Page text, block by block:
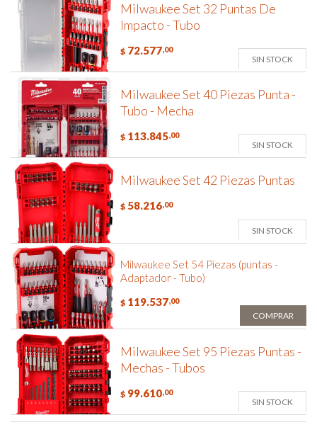
Milwaukee Set 32 Puntas De
Impacto - Tubo
$ 72.577,00
SIN STOCK
Milwaukee Set 40 Piezas Punta -
Tubo - Mecha
$ 113.845,00
SIN STOCK
Milwaukee Set 42 Piezas Puntas
$ 58.216,00
SIN STOCK
Milwaukee Set 54 Piezas (puntas -
Adaptador - Tubo)
$ 119.537,00
COMPRAR
Milwaukee Set 95 Piezas Puntas -
Mechas - Tubos
$ 99.610,00
SIN STOCK